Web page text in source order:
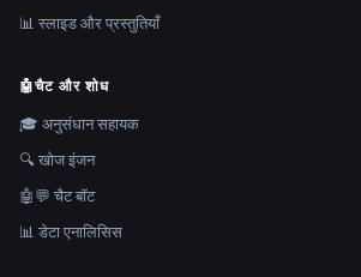
📊 स्लाइड और प्रस्तुतियाँ
🤖चैट और शोध
🎓 अनुसंधान सहायक
🔍 खोज इंजन
🤖💬 चैट बॉट
📊 डेटा एनालिसिस